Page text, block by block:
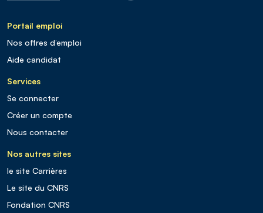
Portail emploi
Nos offres d’emploi
Aide candidat
Services
Se connecter
Créer un compte
Nous contacter
Nos autres sites
le site Carrières
Le site du CNRS
Fondation CNRS